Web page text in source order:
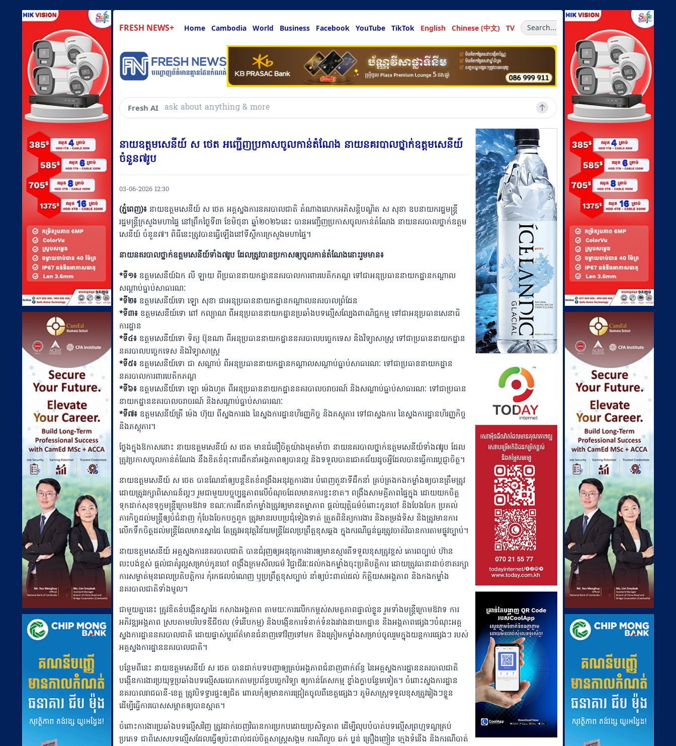
FRESH NEWS+ Home Cambodia World Business Facebook YouTube TikTok English Chinese (中文) TV Search...
Fresh AI សួរអ្វីៗគ្រប់យ៉ាងដែលអ្នកចង់ដឹ
នាយឧត្តមសេនីយ៍ ស ថេត អញ្ជើញប្រកាសចូលកាន់តំណែង នាយនគរបាលថ្នាក់ឧត្តមសេនីយ៍
ចំនួន៧រូប
03-06-2026 12:30
(ភ្នំពេញ)៖នាយឧត្តមសេនីយ៍ ស ថេត អគ្គស្នងការនគរបាលជាតិ តំណាងលោកអភិសន្ដិបណ្ឌិត ស សុខា ឧបនាយករដ្ឋមន្ដ្រី
រដ្ឋមន្ដ្រីក្រសួងមហាផ្ទៃ នៅព្រឹកថ្ងៃទី៣ ខែមិថុនា ឆ្នាំ២០២៦នេះ បានអញ្ជើញប្រកាសចូលកាន់តំណែង នាយនគរបាលថ្នាក់ឧត្តម
សេនីយ៍ ចំនួន៧។ ពិធីនេះត្រូវបានធ្វើឡើងនៅទីស្ដីការក្រសួងមហាផ្ទៃ។
នាយនគរបាលថ្នាក់ឧត្តមសេនីយ៍ទាំង៧រូប ដែលត្រូវបានប្រកាសឲ្យចូលកាន់តំណែងនោះរួមមាន៖
*ទី១៖ឧត្តមសេនីយ៍ឯក លី ឡាយ ពីប្រធាននាយកដ្ឋាននគរបាលការពារបេតិកភណ្ឌ ទៅជាអនុប្រធាននាយកដ្ឋានកណ្តាល
សណ្តាប់ធ្នាប់សាធារណៈ
*ទី២៖ ឧត្តមសេនីយ៍ទោ ឡោ សុខា ជាអនុប្រធាននាយកដ្ឋានកណ្តាលនគរបាលព្រំដែន
*ទី៣៖ឧត្តមសេនីយ៍ទោ ពៅ កល្យាណ ពីអនុប្រធាននាយកដ្ឋានប្រឆាំងបទល្មើសល្បែងពាណិជ្ជកម្ម ទៅជាអនុប្រធានសេនាធិ
ការដ្ឋាន
*ទី៤៖ ឧត្តមសេនីយ៍ទោ ទិត្យ ប៊ុនណា ពីអនុប្រធាននាយកដ្ឋាននគរបាលបច្ចេកទេស និងវិទ្យាសាស្រ្ត ទៅជាប្រធាននាយកដ្ឋាន
នគរបាលបច្ចេកទេស និងវិទ្យាសាស្រ្ត
*ទី៥៖ ឧត្តមសេនីយ៍ទោ ជា សណ្តាប់ ពីអនុប្រធាននាយកដ្ឋានកណ្តាលសណ្តាប់ធ្នាប់សាធារណៈ ទៅជាប្រធាននាយកដ្ឋាន
នគរបាលការពារបេតិកភណ្ឌ
*ទី៦៖ ឧត្តមសេនីយ៍ទោ ឡោ ម៉េងហួត ពីអនុប្រធាននាយកដ្ឋាននគរបាលចរាចរណ៍ និងសណ្ដាប់ធ្នាប់សាធារណៈ ទៅជាប្រធាន
នាយកដ្ឋាននគរបាលចរាចរណ៍ និងសណ្ដាប់ធ្នាប់សាធារណៈ
*ទី៧៖ឧត្តមសេនីយ៍ត្រី ម៉េង ហ៊ុយ ពីស្នងការរង នៃស្នងការដ្ឋានហិរញ្ញកិច្ច និងភស្ដុភារ ទៅជាស្នងការ នៃស្នងការដ្ឋានហិរញ្ញកិច្ច
និងភស្ដុភារ។
ថ្លែងក្នុងឱកាសនោះ នាយឧត្តមសេនីយ៍ ស ថេត មានជំនឿចិត្តយ៉ាងមុតមាំថា នាយនគរបាលថ្នាក់ឧត្តមសេនីយ៍ទាំង៧រូប ដែល
ត្រូវប្រកាសចូលកាន់តំណែង នឹងខិតខំពុះពារដឹកនាំអង្គភាពឲ្យបានល្អ និងទទួលបានជោគជ័យដូចអ្វីដែលបានធ្វើការប្តេជ្ញាចិត្ត។
នាយឧត្តមសេនីយ៍ ស ថេត បានណែនាំឲ្យបន្តខិតខំពង្រឹងអនុវត្តការងារ បំពេញតួនាទីដឹកនាំ គ្រប់គ្រងកងកម្លាំងឲ្យបានត្រឹមត្រូវ
ដោយត្រូវរក្សាពិសោធន៍ល្អៗ រួមជាមួយបច្ចុប្បន្នភាពលើចំណុចដែលមានការខ្វះខាត។ ពង្រឹងសាមគ្គីភាពផ្ទៃក្នុង ដោយយកចិត្ត
ទុកដាក់សុខទុក្ខមន្ត្រីក្រោមឱវាទ ខណៈការដឹកនាំកម្លាំងត្រូវឲ្យមានតម្លាភាព ផ្ដល់យុត្តិធម៌ចំពោះកូនចៅ និងបែងចែក ប្រគល់
ភារកិច្ចដល់មន្ត្រីឲ្យចំជំនាញ កុំបែងចែកបក្ខពួក ត្រូវមានរបបប្រជុំទៀងទាត់ ត្រួតពិនិត្យការងារ និងតម្រង់ទិស និងត្រូវមានការ
លើកទឹកចិត្តដល់មន្ត្រីដែលមានស្នាដៃ តែត្រូវអនុវត្តវិន័យមន្ត្រីដែលប្រព្រឹត្តខុសឆ្គង ក្នុងករណីធ្ងន់ធ្ងរត្រូវចាត់វិធានការតាមផ្លូវច្បាប់។
នាយឧត្តមសេនីយ៍ អគ្គស្នងការនគរបាលជាតិ បានជំរុញឲ្យអនុវត្តការងារឲ្យមានស្មារតីទទួលខុសត្រូវខ្ពស់ គោរពច្បាប់ ហ៊ាន
លះបង់ខ្ពស់ ផ្ដល់ជាគំរូល្អសម្រាប់កូនចៅ ពង្រឹងក្រមសីលធម៌ វិជ្ជាជីវរៈដល់កងកម្លាំងចុះប្រតិបត្តិការ ដោយត្រូវធានាដាច់ខាតរក្សា
ការសម្ងាត់មុនពេលប្រតិបត្តិការ កុំរកផលចំណេញ ឬប្រព្រឹត្តខុសច្បាប់ នាំឲ្យប៉ះពាល់ដល់ កិត្តិយសអង្គភាព និងកងកម្លាំង
នគរបាលជាតិទាំងមូល។
ជាមួយគ្នានេះ ត្រូវខិតខំបង្កើនស្នាដៃ កសាងអង្គភាព តាមយៈការលើកកម្ពស់សមត្ថភាពផ្ទាល់ខ្លួន រួមទាំងមន្ត្រីក្រោមឱវាទ ការ
អភិវឌ្ឍអង្គភាព ស្របតាមបរិបទឌីជីថល (ទំនើបកម្ម) និងបង្កើនការទំនាក់ទំនងរវាងនាយកដ្ឋាន និងអង្គភាពផ្សេងៗចំណុះអគ្គ
ស្នងការដ្ឋាននគរបាលជាតិ ដោយផ្លាស់ប្តូរព័ត៌មានជំនាញទៅវិញទៅមក និងត្រៀមកម្លាំងសម្រាប់ចូលរួមក្នុងយន្តការផ្សេងៗ របស់
អគ្គស្នងការដ្ឋាននគរបាលជាតិ។
បន្ថែមពីនេះ នាយឧត្តមសេនីយ៍ ស ថេត បានដាក់បទបញ្ជាឲ្យគ្រប់អង្គភាពជំនាញពាក់ព័ន្ធ នៃអគ្គស្នងការដ្ឋាននគរបាលជាតិ
បង្កើនការងារប្រយុទ្ធប្រឆាំងបទល្មើសឆបោកតាមប្រព័ន្ធបច្ចេកវិទ្យា ឲ្យកាន់តែសកម្ម ខ្លាំងក្លាបន្ថែមទៀត។ ចំពោះស្នងការដ្ឋាន
នគរបាលរាជធានី-ខេត្ត ត្រូវបិទទ្វារផ្ទះឲ្យជិត ពោលកុំឲ្យមានការជ្រៀតចូលពីខេត្តផ្សេងៗ ភូមិសាស្ត្រទទួលខុសត្រូវរៀងៗខ្លួន
ដើម្បីធ្វើការបោសសម្អាតឲ្យបានស្អាត។
ចំពោះការងារប្រឆាំងបទល្មើសវិញ ត្រូវដាក់ចេញវិធានការប្រកបដោយប្រសិទ្ធភាព ដើម្បីលុបបំបាត់បទល្មើសព្រហ្មទណ្ឌគ្រប់
ប្រភេទ ជាពិសេសបទល្មើសដែលធ្វើឲ្យប៉ះពាល់ដល់ចិត្តសាស្ត្រសង្គម ករណីលួច ឆក់ ប្លន់ គ្រឿងញៀន ក្មេងទំនើង និងករណីបាត់